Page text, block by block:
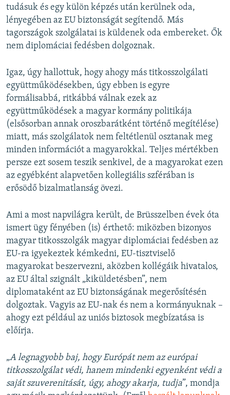
tudásuk és egy külön képzés után kerülnek oda,
lényegében az EU biztonságát segítendő. Más
tagországok szolgálatai is küldenek oda embereket. Ők
nem diplomáciai fedésben dolgoznak.
Igaz, úgy hallottuk, hogy ahogy más titkosszolgálati
együttműködésekben, úgy ebben is egyre
formálisabbá, ritkábbá válnak ezek az
együttműködések a magyar kormány politikája
(elsősorban annak oroszbarátként történő megítélése)
miatt, más szolgálatok nem feltétlenül osztanak meg
minden információt a magyarokkal. Teljes mértékben
persze ezt sosem teszik senkivel, de a magyarokat ezen
az egyébként alapvetően kollegiális szférában is
erősödő bizalmatlanság övezi.
Ami a most napvilágra került, de Brüsszelben évek óta
ismert ügy fényében (is) érthető: miközben bizonyos
magyar titkosszolgák magyar diplomáciai fedésben az
EU-ra igyekeztek kémkedni, EU-tisztviselő
magyarokat beszervezni, aközben kollégáik hivatalos,
az EU által szignált „kiküldetésben”, nem
diplomataként az EU biztonságának megerősítésén
dolgoztak. Vagyis az EU-nak és nem a kormányuknak –
ahogy ezt például az uniós biztosok megbízatása is
előírja.
„A legnagyobb baj, hogy Európát nem az európai
titkosszolgálat védi, hanem mindenki egyenként védi a
saját szuverenitását, úgy, ahogy akarja, tudja”, mondja